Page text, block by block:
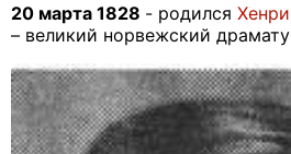
20 марта 1828 - родился
– великий норвежский